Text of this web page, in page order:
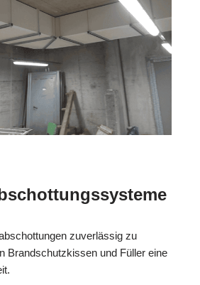
zuverlässig zu
Brandschutzkissen und Füller eine